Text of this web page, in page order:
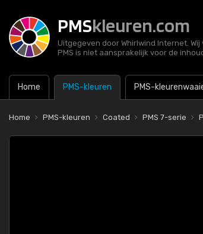
PMSkleuren.com
Uitgegeven door Whirlwind Internet.
PMS is niet aansprakelijk voor de
Home PMS-kleuren PMS-
Home PMS-kleuren Coated PMS 7-serie